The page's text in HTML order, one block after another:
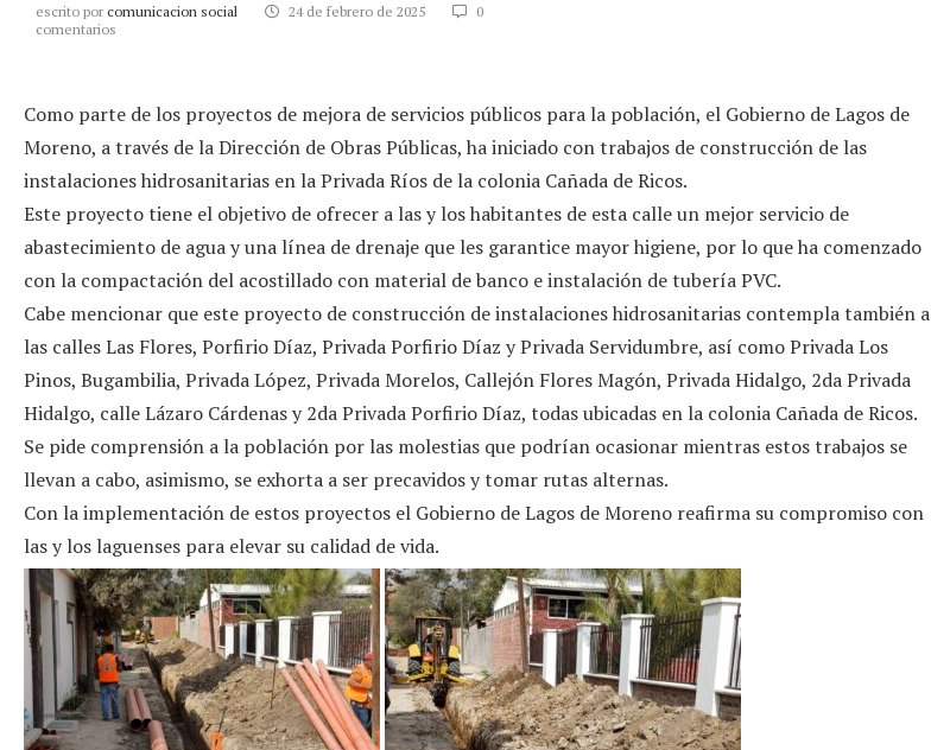
escrito por comunicacion social 24 de febrero de 2025
0
comentarios
Como parte de los proyectos de mejora de servicios públicos para la población, el Gobierno de Lagos de
Moreno, a través de la Dirección de Obras Públicas, ha iniciado con trabajos de construcción de las
instalaciones hidrosanitarias en la Privada Ríos de la colonia Cañada de Ricos.
Este proyecto tiene el objetivo de ofrecer a las y los habitantes de esta calle un mejor servicio de
abastecimiento de agua y una línea de drenaje que les garantice mayor higiene, por lo que ha comenzado
con la compactación del acostillado con material de banco e instalación de tubería PVC.
Cabe mencionar que este proyecto de construcción de instalaciones hidrosanitarias contempla también a
las calles Las Flores, Porfirio Díaz, Privada Porfirio Díaz y Privada Servidumbre, así como Privada Los
Pinos, Bugambilia, Privada López, Privada Morelos, Callejón Flores Magón, Privada Hidalgo, 2da Privada
Hidalgo, calle Lázaro Cárdenas y 2da Privada Porfirio Díaz, todas ubicadas en la colonia Cañada de Ricos.
Se pide comprensión a la población por las molestias que podrían ocasionar mientras estos trabajos se
llevan a cabo, asimismo, se exhorta a ser precavidos y tomar rutas alternas.
Con la implementación de estos proyectos el Gobierno de Lagos de Moreno reafirma su compromiso con
las y los laguenses para elevar su calidad de vida.